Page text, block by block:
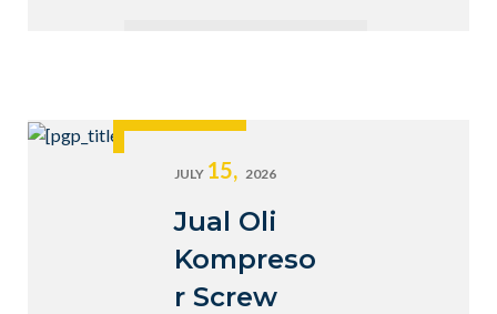
JULY 15, 2026
Jual Oli
Kompreso
r Screw